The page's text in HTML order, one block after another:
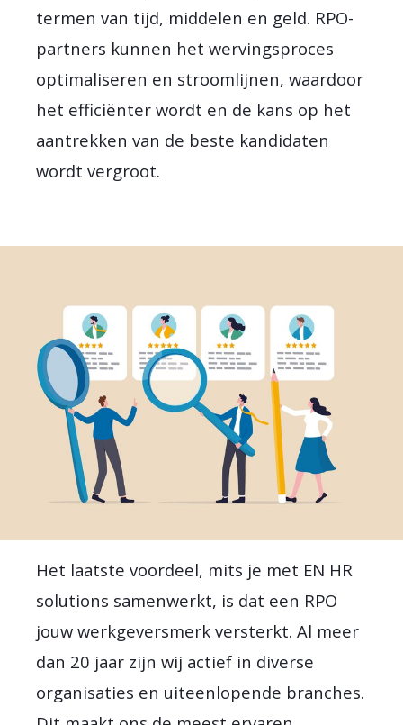
termen van tijd, middelen en geld. RPO-
partners kunnen het wervingsproces
optimaliseren en stroomlijnen, waardoor
het efficiënter wordt en de kans op het
aantrekken van de beste kandidaten
wordt vergroot.
Het laatste voordeel, mits je met EN HR
solutions samenwerkt, is dat een RPO
jouw werkgeversmerk versterkt. Al meer
dan 20 jaar zijn wij actief in diverse
organisaties en uiteenlopende branches.